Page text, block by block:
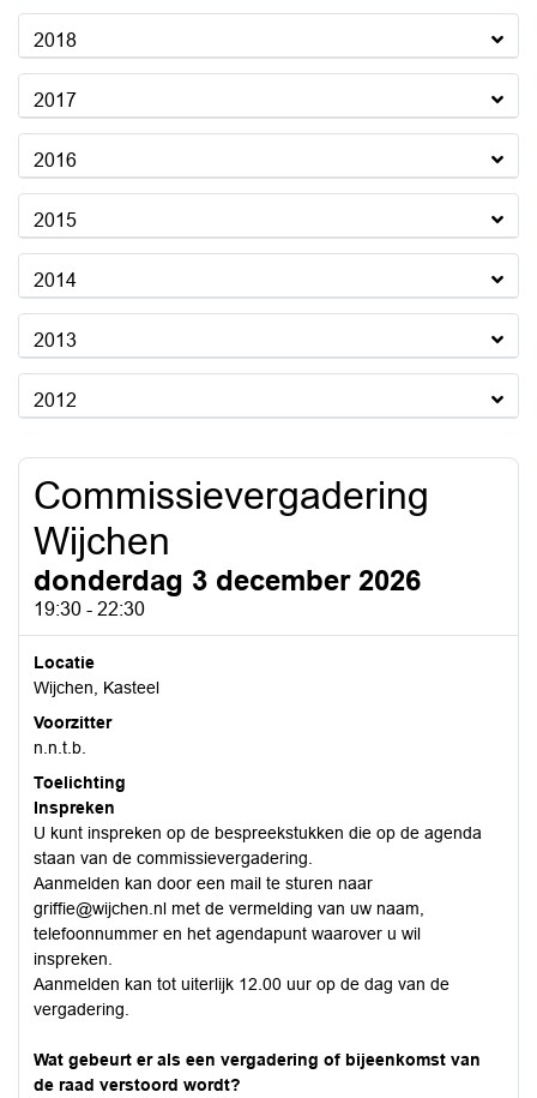
2018
2017
2016
2015
2014
2013
2012
Commissievergadering
Wijchen
donderdag 3 december 2026
19:30 - 22:30
Locatie
Wijchen, Kasteel
Voorzitter
n.n.t.b.
Toelichting
Inspreken
U kunt inspreken op de bespreekstukken die op de agenda
staan van de commissievergadering.
Aanmelden kan door een mail te sturen naar
griffie@wijchen.nl met de vermelding van uw naam,
telefoonnummer en het agendapunt waarover u wil
inspreken.
Aanmelden kan tot uiterlijk 12.00 uur op de dag van de
vergadering.
Wat gebeurt er als een vergadering of bijeenkomst van
de raad verstoord wordt?